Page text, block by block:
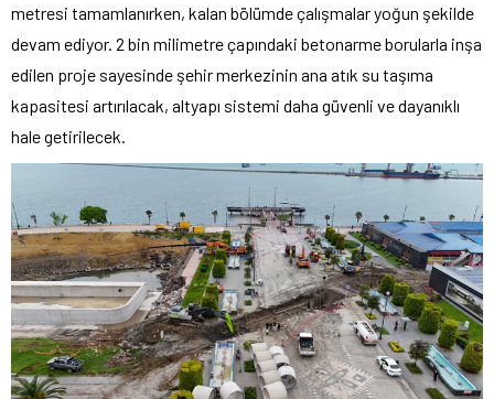
metresi tamamlanırken, kalan bölümde çalışmalar yoğun şekilde
devam ediyor. 2 bin milimetre çapındaki betonarme borularla inşa
edilen proje sayesinde şehir merkezinin ana atık su taşıma
kapasitesi artırılacak, altyapı sistemi daha güvenli ve dayanıklı
hale getirilecek.